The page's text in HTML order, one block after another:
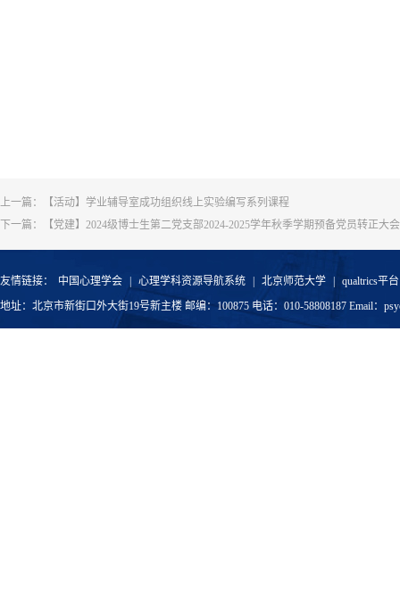
上一篇：
【活动】学业辅导室成功组织线上实验编写系列课程
下一篇：
【党建】2024级博士生第二党支部2024-2025学年秋季学期预备党员转正大
友情链接： 中国心理学会 心理学科资源导航系统 北京师范大学
qualtrics平台
地址：北京市新街口外大街19号新主楼 邮编：100875 电话：010-58808187 Email：